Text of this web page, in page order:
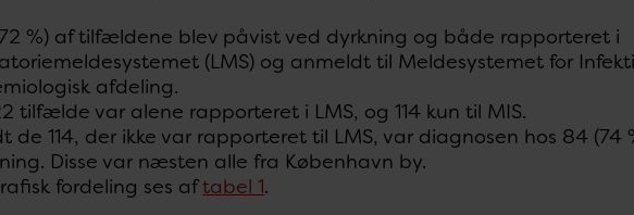
%) af tilfældene blev påvist ved dyrkning og både rapporteret i
(LMS) og anmeldt til Meldesystemet for
afdeling.
tilfælde var alene rapporteret i LMS, og 114 kun til MIS.
de 114, der ikke var rapporteret til LMS, var diagnosen hos 84 (74
Disse var næsten alle fra København by.
fordeling ses aftabel 1.